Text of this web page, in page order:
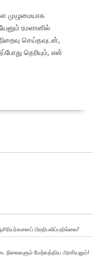
முழுமையாக
ரமளானில்
செய்தவுடன்,
தெரியும், என்
பிரதிபலிப்பதில்லை?
நிலைகளும் மேற்கத்திய அரசியலும்!